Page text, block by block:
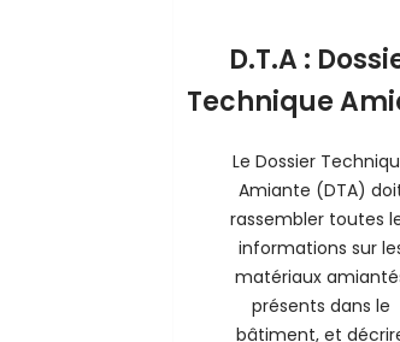
D.T.A :
Technique
Le Dossier
Amiante (DTA)
rassembler toutes
informations sur
matériaux
présents dans le
bâtiment, et